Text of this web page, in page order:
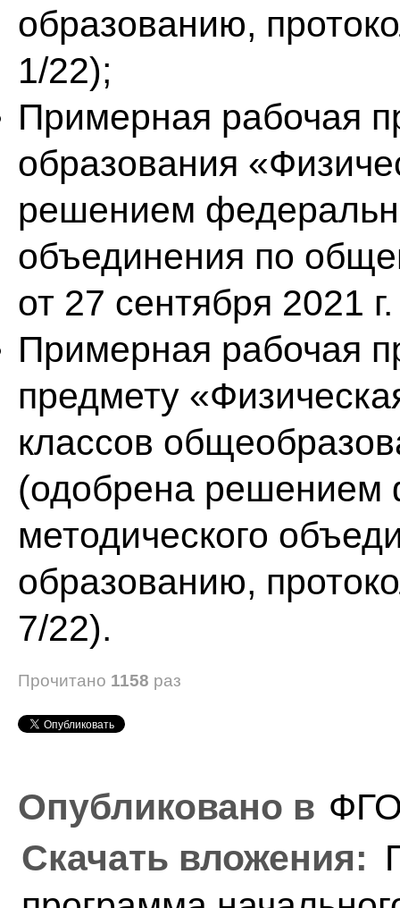
образованию,
1/22);
Примерная рабочая
образования
решением
объединения по
от 27 сентября 2021
Примерная рабочая
предмету
классов
(одобрена решением
методического
образованию,
7/22).
Прочитано 1158 раз
Опубликовано в
Скачать вложения: